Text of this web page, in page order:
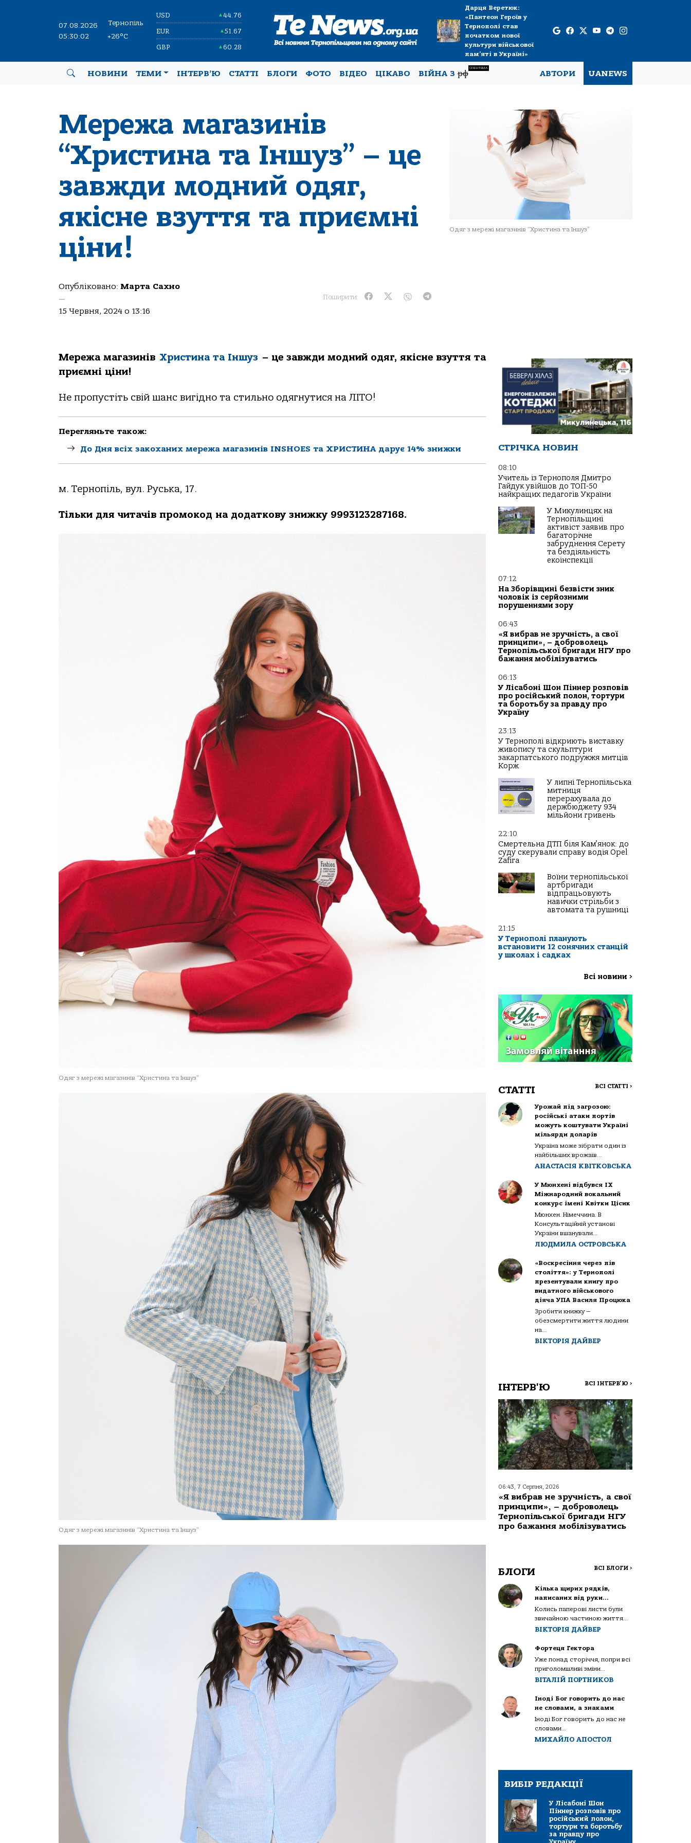
07.08.2026
05:30:03
Тернопіль
+26°C
USD ▲44.76
EUR ▲51.67
GBP ▲60.28
Дарця Веретюк:
«Пантеон Героїв у
Тернополі став
початком нової
культури військової
пам’яті в Україні»
НОВИНИ ТЕМИ ІНТЕРВ’Ю СТАТТІ БЛОГИ ФОТО ВІДЕО ЦІКАВО ВІЙНА Зрф
СПЕЦТЕМА
АВТОРИ UANEWS
Мережа магазинів
“Христина та Іншуз” – це
завжди модний одяг,
якісне взуття та приємні
ціни!
Опубліковано: Марта Сахно
—
15 Червня, 2024 о 13:16
Поширити:
Одяг з мережі магазинів “Христина та Іншуз”
Мережа магазинів Христина та Іншуз – це завжди модний одяг, якісне взуття та
приємні ціни!
Не пропустіть свій шанс вигідно та стильно одягнутися на ЛІТО!
Перегляньте також:
До Дня всіх закоханих мережа магазинів INSHOES та ХРИСТИНА дарує 14% знижки
м. Тернопіль, вул. Руська, 17.
Тільки для читачів промокод на додаткову знижку 9993123287168.
Одяг з мережі магазинів “Христина та Іншуз”
Одяг з мережі магазинів “Христина та Іншуз”
СТРІЧКА НОВИН
08:10
Учитель із Тернополя Дмитро
Гайдук увійшов до ТОП-50
найкращих педагогів України
У Микулинцях на
Тернопільщині
активіст заявив про
багаторічне
забруднення Серету
та бездіяльність
екоінспекції
07:12
На Зборівщині безвісти зник
чоловік із серйозними
порушеннями зору
06:43
«Я вибрав не зручність, а свої
принципи», – доброволець
Тернопільської бригади НГУ про
бажання мобілізуватись
06:13
У Лісабоні Шон Піннер розповів
про російський полон, тортури
та боротьбу за правду про
Україну
23:13
У Тернополі відкриють виставку
живопису та скульптури
закарпатського подружжя митців
Корж
У липні Тернопільська
митниця
перерахувала до
держбюджету 934
мільйони гривень
22:10
Смертельна ДТП біля Кам’янок: до
суду скерували справу водія Opel
Zafira
Воїни тернопільської
артбригади
відпрацьовують
навички стрільби з
автомата та рушниці
21:15
У Тернополі планують
встановити 12 сонячних станцій
у школах і садках
Всі новини >
СТАТТІ ВСІ СТАТТІ >
Урожай під загрозою:
російські атаки портів
можуть коштувати Україні
мільярди доларів
Україна може зібрати один із
найбільших врожаїв...
АНАСТАСІЯ КВІТКОВСЬКА
У Мюнхені відбувся IX
Міжнародний вокальний
конкурс імені Квітки Цісик
Мюнхен. Німеччина. В
Консультаційній установі
України вшанували...
ЛЮДМИЛА ОСТРОВСЬКА
«Воскресіння через пів
століття»: у Тернополі
презентували книгу про
видатного військового
діяча УПА Василя Процюка
Зробити книжку —
обезсмертити життя людини
на...
ВІКТОРІЯ ДАЙВЕР
ІНТЕРВ'Ю ВСІ ІНТЕРВ'Ю >
06:43, 7 Серпня, 2026
«Я вибрав не зручність, а свої
принципи», – доброволець
Тернопільської бригади НГУ
про бажання мобілізуватись
БЛОГИ ВСІ БЛОГИ >
Кілька щирих рядків,
написаних від руки…
Колись паперові листи були
звичайною частиною життя...
ВІКТОРІЯ ДАЙВЕР
Фортеця Гектора
Уже понад сторіччя, попри всі
приголомшливі зміни...
ВІТАЛІЙ ПОРТНИКОВ
Іноді Бог говорить до нас
не словами, а знаками
Іноді Бог говорить до нас не
словами...
МИХАЙЛО АПОСТОЛ
ВИБІР РЕДАКЦІЇ
У Лісабоні Шон
Піннер розповів про
російський полон,
тортури та боротьбу
за правду про